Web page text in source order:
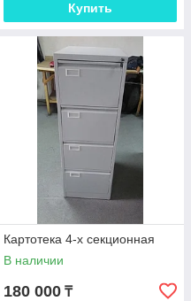
Купить
Картотека 4-х секционная
В наличии
180 000 ₸